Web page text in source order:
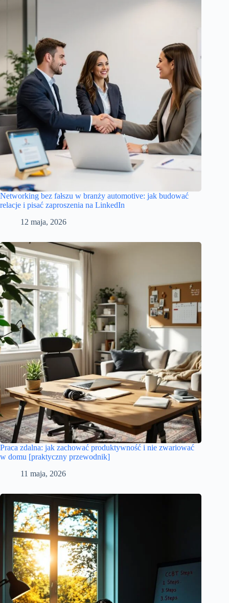
Networking bez fałszu w branży automotive: jak budować
relacje i pisać zaproszenia na LinkedIn
12 maja, 2026
Praca zdalna: jak zachować produktywność i nie zwariować
w domu [praktyczny przewodnik]
11 maja, 2026